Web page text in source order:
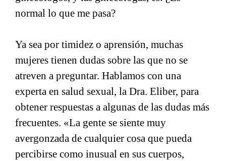
normal lo que me pasa?
Ya sea por timidez o aprensión, muchas
mujeres tienen dudas sobre las que no se
atreven a preguntar. Hablamos con una
experta en salud sexual, la Dra. Eliber, para
obtener respuestas a algunas de las dudas más
frecuentes. «La gente se siente muy
avergonzada de cualquier cosa que pueda
percibirse como inusual en sus cuerpos,